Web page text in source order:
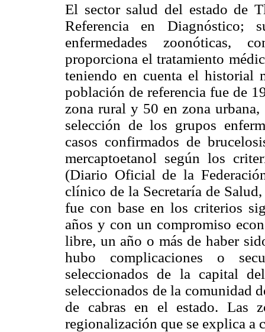
El sector salud del estado de
Referencia en
enfermedades zoonóticas,
proporciona el tratamiento
teniendo en cuenta el historial
población de referencia fue de
zona rural y 50 en zona
selección de los grupos
casos confirmados de
mercaptoetanol según los
(Diario Oficial de la
clínico de la Secretaría de
fue con base en los criterios
años y con un compromiso
libre, un año o más de haber
hubo complicaciones o
seleccionados de la capital
seleccionados de la comunidad
de cabras en el estado. Las
regionalización que se explica a